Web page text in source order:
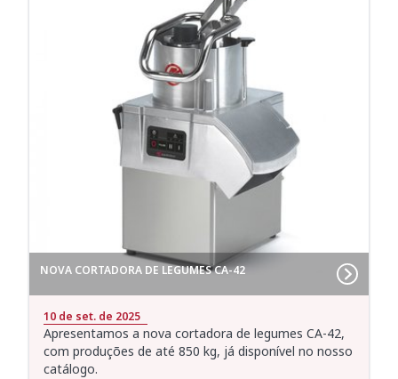
NOVA CORTADORA DE LEGUMES CA-42
10 de set. de 2025
Apresentamos a nova cortadora de legumes CA-42,
com produções de até 850 kg, já disponível no nosso
catálogo.